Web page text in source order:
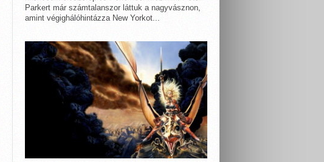
Parkert már számtalanszor láttuk a nagyvásznon,
amint végighálóhintázza New Yorkot...